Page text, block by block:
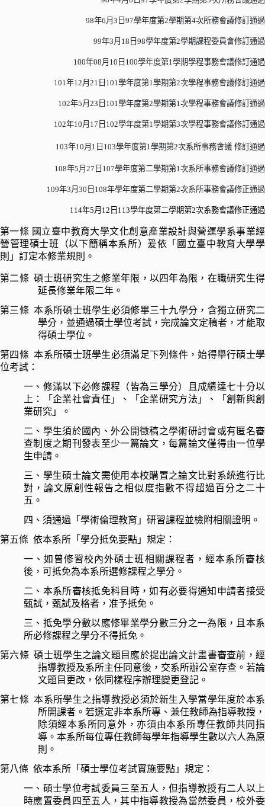
98年6月 3 日 97學年度第2學期第4次所務會議修訂通過
99年3月 18 日 98學年度第2學期課程委員會修訂通過
100年08月 10 日 100學年度第1學期學程事務會議修訂通過
101年12月 21 日 101學年度第1學期第2次學程事務會議修訂通過
102年5月 23 日 101學年度第2學期第1次學程事務會議修訂通過
102年10月 17 日 102學年度第1學期第3次學程事務會議修訂通過
103年10月 1 日 103學年度第1學期第2次系所事務會議 修訂通過
108年5月 27 日 107學年度第二學期第1次系所事務會議修訂通過
109年3月 30 日 108年學年度第二學期第2次系所事務會議修正通過
114年5月 12 日 113學年度第二學期第2次系務會議修正通過
第一條 國立臺中教育大學文化創意產業設計與營運學系事業經
營管理碩士班（以下簡稱本系所）爰依「國立臺中教育大學學
則」訂定本修業規則。
第二條 碩士班研究生之修業年限，以四年為限，在職研究生得
延長修業年限二年。
第三條 本系所碩士班學生必須修畢三十九學分，含獨立研究二
學分，並通過碩士學位考試，完成論文定稿者，才能取
得碩士學位。
第四條 本系所碩士班學生必須滿足下列條件，始得舉行碩士學
位考試：
一、修滿以下必修課程（皆為三學分）且成績達七十分以
上：「企業社會責任」、「企業研究方法」、「創新與創
業研究」。
二、 學生須於國內、外公開徵稿之學術研討會或有匿名審
查制度之期刊發表至少一篇論文，每篇論文僅得由一位學
生申請。
三、 學生碩士論文需使用本校購置之論文比對系統進行比
對，論文原創性報告之相似度指數不得超過百分之二十
五。
四、 須通過「學術倫理教育」研習課程並檢附相關證明。
第五條 依本系所「學分抵免要點」規定：
一、如曾修習校內外碩士班相關課程者，經本系所審核
後，可抵免為本系所選修課程之學分。
二、 本系所審核抵免科目時，如有必要得通知申請者接受
甄試，甄試及格者，准予抵免。
三、 抵免學分數以應修畢業學分數三分之一為限，且 本系
所必修課程之學分不得抵免 。
第六條 碩士班學生之論文題目應於提出論文計畫書審查前，經
指導教授及系所主任同意後，交系所辦公室存查。若論
文題目更改，依同樣程序辦理變更登記。
第七條 本系所學生之指導教授必須於新生入學當學年度於本系
所開課者。若選定非本系所專、兼任教師為指導教授，
除須經本系所同意外，亦須由本系所專任教師共同指
導。 本系所每位專任教師每學年指導學生數以六人為原
則。
第八條 依本系所「碩士學位考試實施要點」規定：
一、碩士學位考試委員三至五人， 但指導教授有二人以上
時應置委員四至五人，其中指導教授為當然委員，校外委